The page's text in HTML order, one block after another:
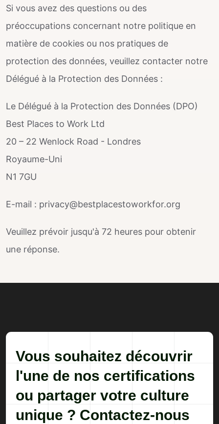
Si vous avez des questions ou des
préoccupations concernant notre politique en
matière de cookies ou nos pratiques de
protection des données, veuillez contacter notre
Délégué à la Protection des Données :
Le Délégué à la Protection des Données (DPO)
Best Places to Work Ltd
20 – 22 Wenlock Road - Londres
Royaume-Uni
N1 7GU
E-mail : privacy@bestplacestoworkfor.org
Veuillez prévoir jusqu'à 72 heures pour obtenir
une réponse.
Vous souhaitez découvrir
l'une de nos certifications
ou partager votre culture
unique ? Contactez-nous